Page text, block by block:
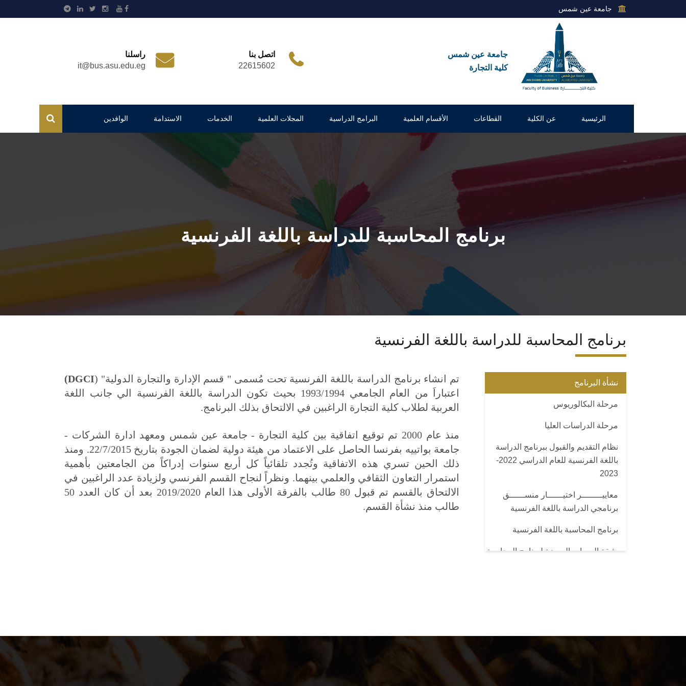
جامعة عين شمس
جامعة عين شمس
كلية التجارة
اتصل بنا
22615602
راسلنا
it@bus.asu.edu.eg
الرئيسية عن الكلية القطاعات الأقسام العلمية البرامج الدراسية المجلات العلمية الخدمات الاستدامة الوافدين
برنامج المحاسبة للدراسة باللغة الفرنسية
برنامج المحاسبة للدراسة باللغة الفرنسية
نشأة البرنامج
مرحلة البكالوريوس
مرحلة الدراسات العليا
نظام التقديم والقبول ببرنامج الدراسة
باللغة الفرنسية للعام الدراسي 2022-
2023
معاييــــــــر اختيــــــار منســــــق
برنامجي الدراسة باللغة الفرنسية
برنامج المحاسبة باللغة الفرنسية
وثيقة السمات المميزة لبرنامج المحاسبة
نشر ثقافة الجودة لبرنامج
تم انشاء برنامج الدراسة باللغة الفرنسية تحت مُسمى " قسم الإدارة والتجارة الدولية" (DGCI
)
اعتباراَ من العام الجامعي 1993/1994 بحيث تكون الدراسة باللغة الفرنسية الي جانب اللغة
العربية لطلاب كلية التجارة الراغبين في الالتحاق بذلك البرنامج.
منذ عام 2000 تم توقيع اتفاقية بين كلية التجارة - جامعة عين شمس ومعهد ادارة الشركات -
جامعة بواتييه بفرنسا الحاصل على الاعتماد من هيئة دولية لضمان الجودة بتاريخ 22/7/2015. ومنذ
ذلك الحين تسري هذه الاتفاقية وتُجدد تلقائياً كل أربع سنوات إدراكاً من الجامعتين بأهمية
استمرار التعاون الثقافي والعلمي بينهما. ونظراً لنجاح القسم الفرنسي ولزيادة عدد الراغبين في
الالتحاق بالقسم تم قبول 80 طالب بالفرقة الأولى هذا العام 2019/2020 بعد أن كان العدد 50
طالب منذ نشأة القسم.